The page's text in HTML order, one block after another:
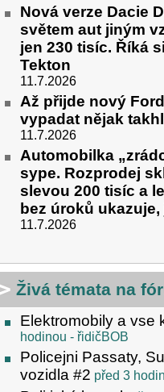
Nová verze Dacie
světem aut jiným
jen 230 tisíc. Říká
Tekton
11.7.2026
Až přijde nový
vypadat nějak
11.7.2026
Automobilka
sype. Rozprodej
slevou 200 tisíc a
bez úroků
11.7.2026
Živá témata na
Elektromobily a vse
hodinou - řidičBOB
Policejni Passaty,
vozidla #2 před 3